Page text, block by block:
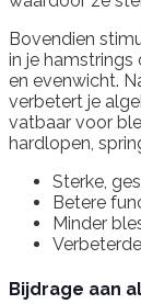
Bovendien
in je
en evenwicht.
verbetert je
vatbaar voor
hardlopen,
Sterke,
Betere
Minder
Bijdrage aan